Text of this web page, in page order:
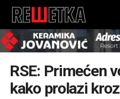
RSE: Primećen
kako prolazi